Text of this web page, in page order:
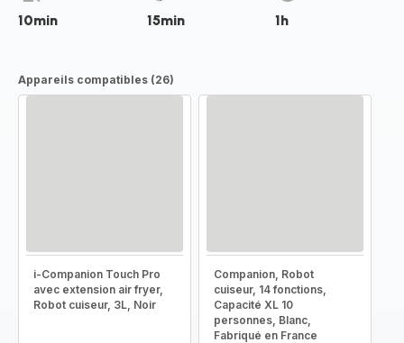
10min 15min 1h
Appareils compatibles (26)
i-Companion Touch Pro
avec extension air fryer,
Robot cuiseur, 3L, Noir
Companion, Robot
cuiseur, 14 fonctions,
Capacité XL 10
personnes, Blanc,
Fabriqué en France